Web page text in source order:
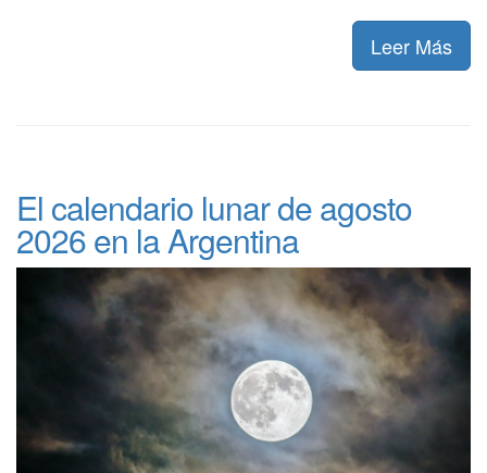
Leer Más
El calendario lunar de agosto
2026 en la Argentina